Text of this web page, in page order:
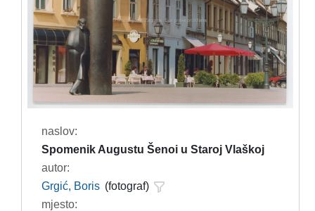
naslov:
Spomenik Augustu Šenoi u Staroj Vlaškoj
autor:
Grgić, Boris (fotograf)
mjesto: